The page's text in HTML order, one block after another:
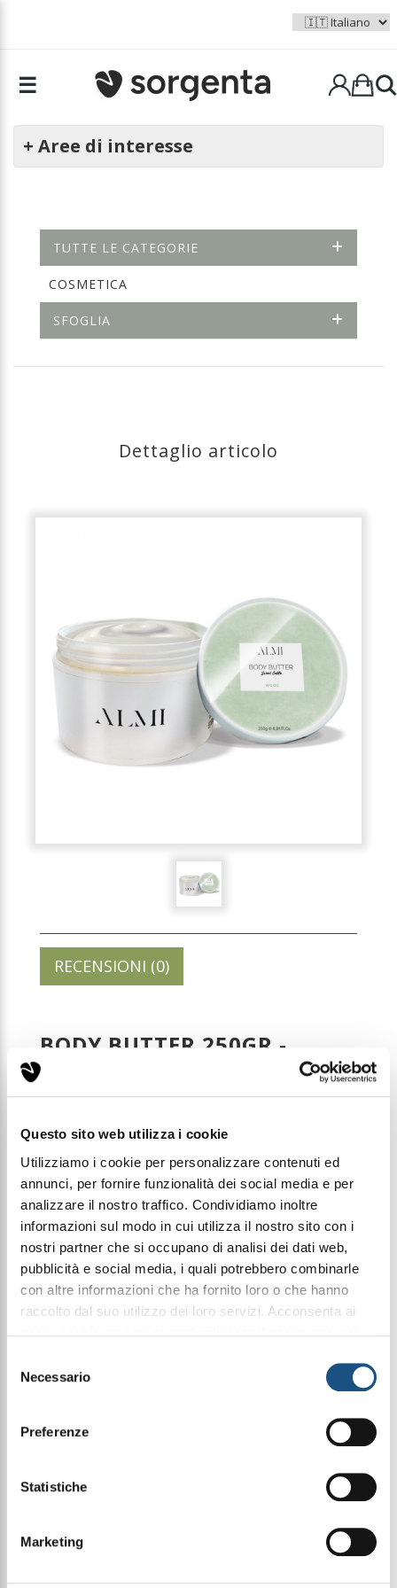
Questo sito web utilizza i cookie
Utilizziamo i cookie per personalizzare contenuti ed
annunci, per fornire funzionalità dei social media e per
analizzare il nostro traffico. Condividiamo inoltre
informazioni sul modo in cui utilizza il nostro sito con i
nostri partner che si occupano di analisi dei dati web,
pubblicità e social media, i quali potrebbero combinarle
con altre informazioni che ha fornito loro o che hanno
raccolto dal suo utilizzo dei loro servizi. Acconsenta ai
delNecessario
Preferenze
Statistiche
Marketing
☰
+ Aree di interesse
TUTTE LE CATEGORIE
COSMETICA
SFOGLIA
Dettaglio articolo
RECENSIONI (0)
BODY BUTTER 250GR -
WOOD
Prezzo di listino:
€ 29,99
Condividi questo articolo sui social
Facebook WhatsApp
rendono la superficie della pelle morbida e setosa.
assorbimento del prodotto.
Ingredients: Aqua, Butyrospermum Parkii Butter,
Prunus Amygdalus Dulcis Oil, Cetearyl Alcohol,